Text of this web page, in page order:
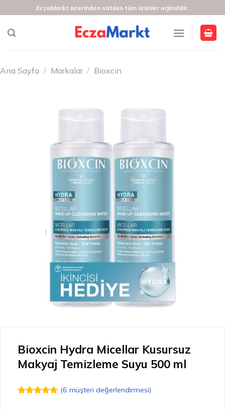
atla
EczaMarkt üzerinden satılan tüm ürünler orjinaldir.
Ana Sayfa / Markalar / Bioxcin
Bioxcin Hydra Micellar Kusursuz
Makyaj Temizleme Suyu 500 ml
(6 müşteri değerlendirmesi)